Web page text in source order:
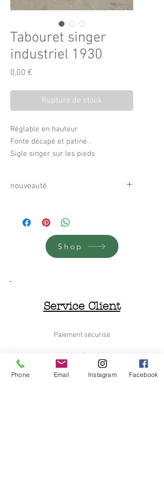
Tabouret singer
industriel 1930
0,00 €
Rupture de stock
Réglable en hauteur
Fonte décapé et patiné .
Sigle singer sur les pieds
nouveauté
Shop
Service Client
Paiement sécurisé
Livraison
Retours et Remboursements
Phone Email Instagram Facebook